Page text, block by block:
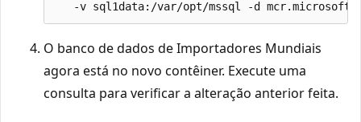
O banco de dados de Importadores Mundiais
agora está no novo contêiner. Execute uma
consulta para verificar a alteração anterior feita.